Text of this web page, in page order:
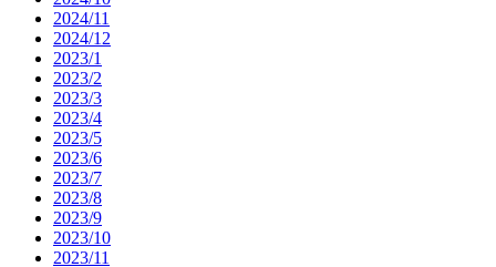
2024/11
2024/12
2023/1
2023/2
2023/3
2023/4
2023/5
2023/6
2023/7
2023/8
2023/9
2023/10
2023/11